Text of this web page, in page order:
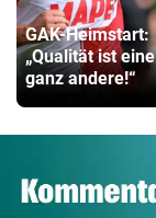
GAK-Heimstart:
„Qualität ist eine
ganz andere!“